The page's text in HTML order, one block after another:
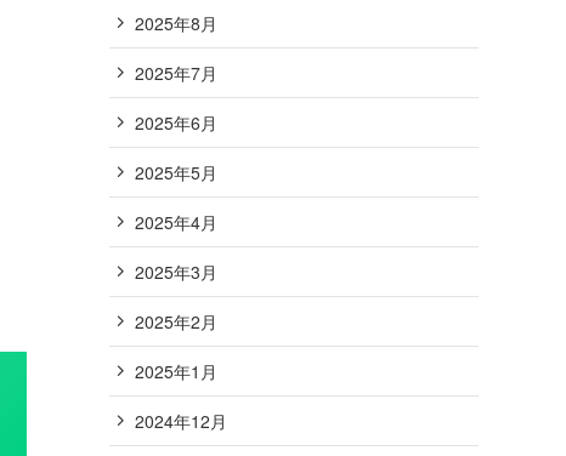
2025年8月
2025年7月
2025年6月
2025年5月
2025年4月
2025年3月
2025年2月
2025年1月
2024年12月